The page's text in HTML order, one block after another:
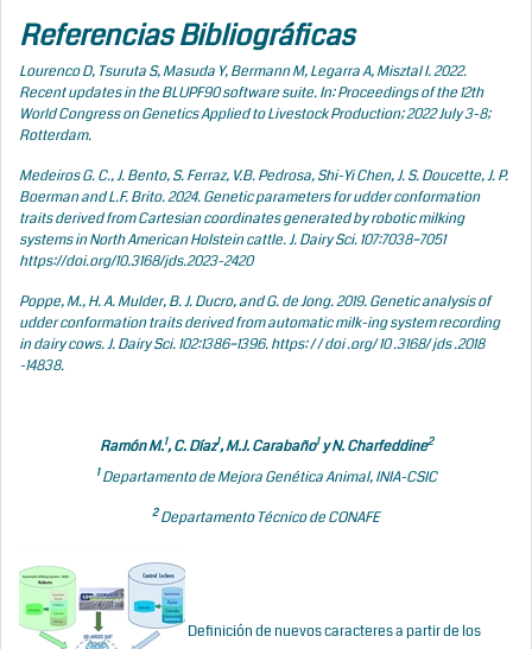
Referencias Bibliográficas
Lourenco D, Tsuruta S, Masuda Y, Bermann M, Legarra A, Misztal I. 2022.
Recent updates in the BLUPF90 software suite. In: Proceedings of the 12th
World Congress on Genetics Applied to Livestock Production; 2022 July 3-8;
Rotterdam.
Medeiros G. C., J. Bento, S. Ferraz, V.B. Pedrosa, Shi-Yi Chen, J. S. Doucette, J. P.
Boerman and L.F. Brito. 2024. Genetic parameters for udder conformation
traits derived from Cartesian coordinates generated by robotic milking
systems in North American Holstein cattle. J. Dairy Sci. 107:7038–7051
https://doi.org/10.3168/jds.2023-2420
Poppe, M., H. A. Mulder, B. J. Ducro, and G. de Jong. 2019. Genetic analysis of
udder conformation traits derived from automatic milk-ing system recording
in dairy cows. J. Dairy Sci. 102:1386–1396. https: / / doi .org/ 10 .3168/ jds .2018
-14838.
Ramón M.1, C. Díaz1, M.J. Carabaño1y N. Charfeddine2
1 Departamento de Mejora Genética Animal, INIA-CSIC
2 Departamento Técnico de CONAFE
Definición de nuevos caracteres a partir de los